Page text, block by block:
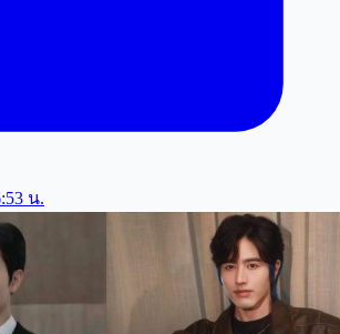
น.